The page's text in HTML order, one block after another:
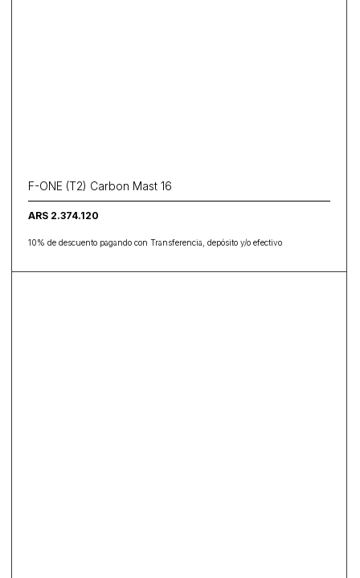
F-ONE (T2) Carbon Mast 16
ARS 2.374.120
10% de descuento pagando con Transferencia, depósito y/o efectivo